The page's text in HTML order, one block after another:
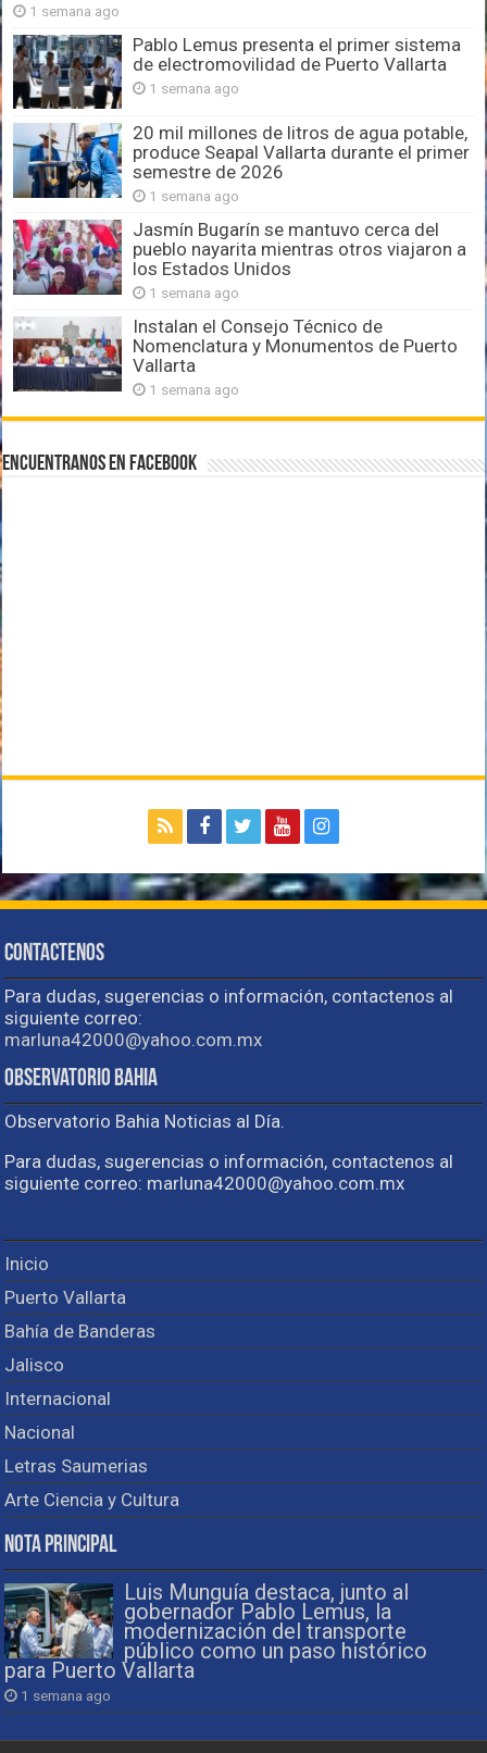
1 semana ago
Pablo Lemus presenta el primer sistema
de electromovilidad de Puerto Vallarta
1 semana ago
20 mil millones de litros de agua potable,
produce Seapal Vallarta durante el primer
semestre de 2026
1 semana ago
Jasmín Bugarín se mantuvo cerca del
pueblo nayarita mientras otros viajaron a
los Estados Unidos
1 semana ago
Instalan el Consejo Técnico de
Nomenclatura y Monumentos de Puerto
Vallarta
1 semana ago
Encuentranos en Facebook
Contactenos
Para dudas, sugerencias o información, contactenos al
siguiente correo:
marluna42000@yahoo.com.mx
Observatorio Bahia
Observatorio Bahia Noticias al Día.
Para dudas, sugerencias o información, contactenos al
siguiente correo: marluna42000@yahoo.com.mx
Inicio
Puerto Vallarta
Bahía de Banderas
Jalisco
Internacional
Nacional
Letras Saumerias
Arte Ciencia y Cultura
Nota Principal
Luis Munguía destaca, junto al
gobernador Pablo Lemus, la
modernización del transporte
público como un paso histórico
para Puerto Vallarta
1 semana ago